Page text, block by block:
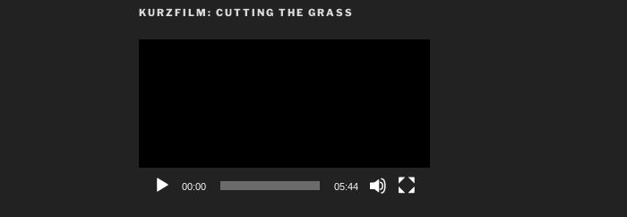
KURZFILM: CUTTING THE GRASS
00:00 05:44